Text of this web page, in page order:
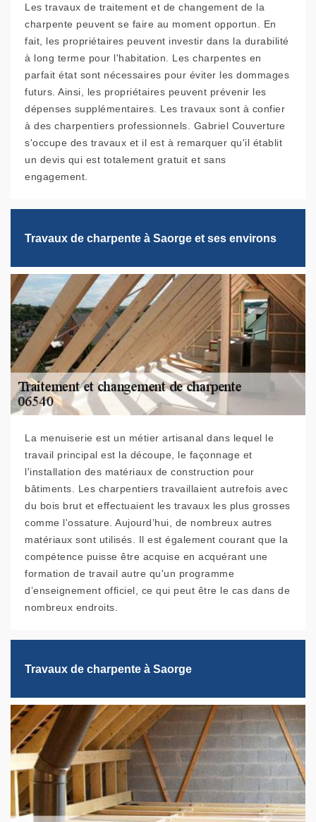
Les travaux de traitement et de changement de la
charpente peuvent se faire au moment opportun. En
fait, les propriétaires peuvent investir dans la durabilité
à long terme pour l'habitation. Les charpentes en
parfait état sont nécessaires pour éviter les dommages
futurs. Ainsi, les propriétaires peuvent prévenir les
dépenses supplémentaires. Les travaux sont à confier
à des charpentiers professionnels. Gabriel Couverture
s'occupe des travaux et il est à remarquer qu'il établit
un devis qui est totalement gratuit et sans
engagement.
Travaux de charpente à Saorge et ses environs
La menuiserie est un métier artisanal dans lequel le
travail principal est la découpe, le façonnage et
l'installation des matériaux de construction pour
bâtiments. Les charpentiers travaillaient autrefois avec
du bois brut et effectuaient les travaux les plus grosses
comme l'ossature. Aujourd’hui, de nombreux autres
matériaux sont utilisés. Il est également courant que la
compétence puisse être acquise en acquérant une
formation de travail autre qu'un programme
d’enseignement officiel, ce qui peut être le cas dans de
nombreux endroits.
Travaux de charpente à Saorge